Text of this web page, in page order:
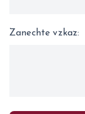
Zanechte vzkaz: